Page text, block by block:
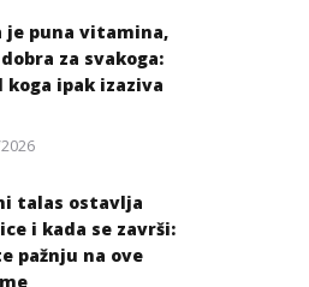
je puna vitamina,
za svakoga:
koga ipak izaziva
talas ostavlja
i kada se završi:
pažnju na ove